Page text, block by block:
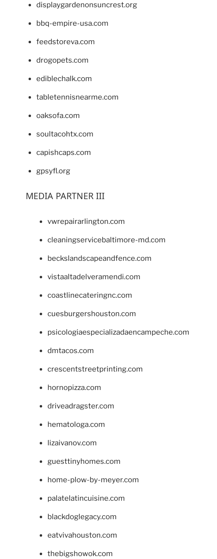
displaygardenonsuncrest.org
bbq-empire-usa.com
feedstoreva.com
drogopets.com
ediblechalk.com
tabletennisnearme.com
oaksofa.com
soultacohtx.com
capishcaps.com
gpsyfl.org
MEDIA PARTNER III
vwrepairarlington.com
cleaningservicebaltimore-md.com
beckslandscapeandfence.com
vistaaltadelveramendi.com
coastlinecateringnc.com
cuesburgershouston.com
psicologiaespecializadaencampeche.com
dmtacos.com
crescentstreetprinting.com
hornopizza.com
driveadragster.com
hematologa.com
lizaivanov.com
guesttinyhomes.com
home-plow-by-meyer.com
palatelatincuisine.com
blackdoglegacy.com
eatvivahouston.com
thebigshowok.com